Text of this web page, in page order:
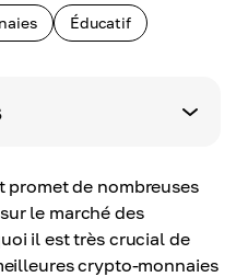
Éducatif
promet de nombreuses
le marché des
il est très crucial de
crypto-monnaies